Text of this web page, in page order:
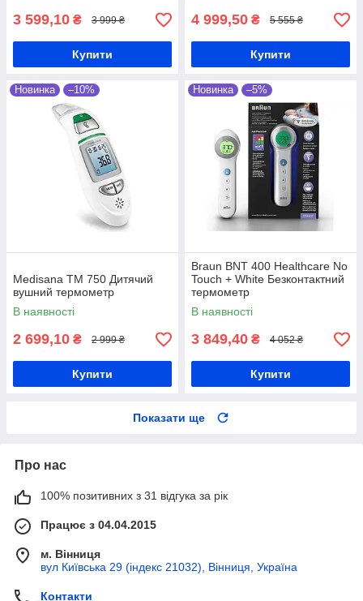
3 599,10 ₴ 3 999 ₴
Купити
4 999,50 ₴ 5 555 ₴
Купити
Новинка –10%
Medisana TM 750 Дитячий
вушний термометр
В наявності
2 699,10 ₴ 2 999 ₴
Купити
Новинка –5%
Braun BNT 400 Healthcare No
Touch + White Безконтактний
термометр
В наявності
3 849,40 ₴ 4 052 ₴
Купити
Показати ще
Про нас
100% позитивних з 31 відгука за рік
Працює з 04.04.2015
м. Вінниця
вул Київська 29 (індекс 21032), Вінниця, Україна
Контакти